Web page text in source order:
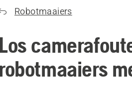
Robotmaaiers
Los
robotmaaiers